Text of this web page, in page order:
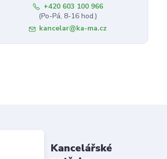
+420 603 100 966
(Po-Pá, 8-16 hod.)
kancelar@ka-ma.cz
Kancelářské